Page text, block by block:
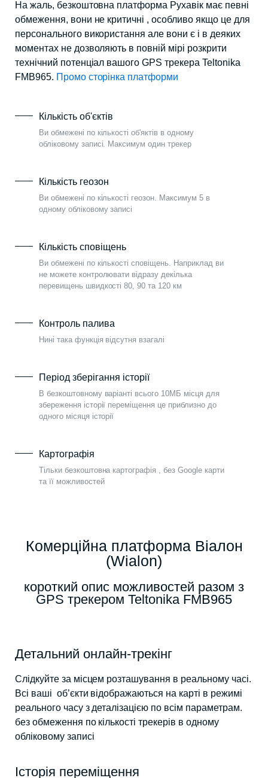
На жаль, безкоштовна платформа Рухавік має певні
обмеження, вони не критичні , особливо якщо це для
персонального використання але вони є і в деяких
моментах не дозволяють в повній мірі розкрити
технічний потенціал вашого GPS трекера Teltonika
FMB965. Промо сторінка платформи
Кількість об'єктів
Ви обмежені по кількості об'яктів в одному
обліковому записі. Максимум один трекер
Кількість геозон
Ви обмежені по кількості геозон. Максимум 5 в
одному обліковому записі
Кількість сповіщень
Ви обмежені по кількості сповіщень. Наприклад ви
не можете контролювати відразу декілька
перевищень швидкості 80, 90 та 120 км
Контроль палива
Нині така функція відсутня взагалі
Період зберігання історії
В безкоштовному варіанті всього 10МБ місця для
збереження історії переміщення це приблизно до
одного місяця історії
Картографія
Тільки безкоштовна картографія , без Google карти
та її можливостей
Комерційна платформа Віалон
(Wialon)
короткий опис можливостей разом з
GPS трекером Teltonika FMB965
Детальний онлайн-трекінг
Слідкуйте за місцем розташування в реальному часі.
Всі ваші об’єкти відображаються на карті в режимі
реального часу з деталізацією по всім параметрам.
без обмеження по кількості трекерів в одному
обліковому записі
Історія переміщення